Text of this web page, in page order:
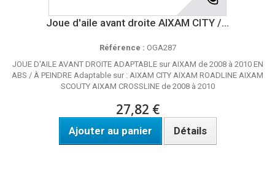
Joue d'aile avant droite AIXAM CITY /...
Référence : OGA287
JOUE D'AILE AVANT DROITE ADAPTABLE sur AIXAM de 2008 à 2010 EN
ABS / À PEINDRE Adaptable sur : AIXAM CITY AIXAM ROADLINE AIXAM
SCOUTY AIXAM CROSSLINE de 2008 à 2010
27,82 €
Ajouter au panier Détails